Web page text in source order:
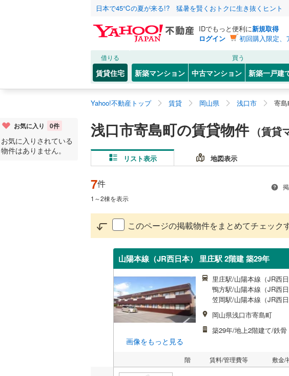
日本で45℃の夏が来る!? 猛暑を賢くおトクに生き抜くヒント
IDでもっと便利に新規取得
ログイン
初回購入限定、
借りる
賃貸住宅
買う
新築マンション 中古マンション 新築一戸建
Yahoo!不動産トップ 賃貸 岡山県 浅口市 寄
浅口市寄島町の賃貸物件 （賃
リスト表示 地図表示
7件
1 ～2棟を表示
このページの掲載物件をまとめてチェック
山陽本線（JR西日本） 里庄駅 2階建 築29年
画像をもっと見る
里庄駅/山陽本線（JR西
鴨方駅/山陽本線（JR西
笠岡駅/山陽本線（JR西
岡山県浅口市寄島町
築29年/地上2階建て/鉄骨
階 賃料/管理費等 敷金/
お気に入り 0件
お気に入りされている
物件はありません。